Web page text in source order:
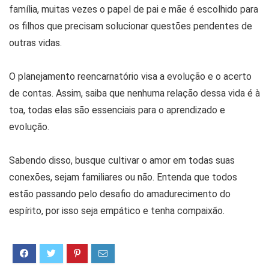
família, muitas vezes o papel de pai e mãe é escolhido para
os filhos que precisam solucionar questões pendentes de
outras vidas.
O planejamento reencarnatório visa a evolução e o acerto
de contas. Assim, saiba que nenhuma relação dessa vida é à
toa, todas elas são essenciais para o aprendizado e
evolução.
Sabendo disso, busque cultivar o amor em todas suas
conexões, sejam familiares ou não. Entenda que todos
estão passando pelo desafio do amadurecimento do
espírito, por isso seja empático e tenha compaixão.